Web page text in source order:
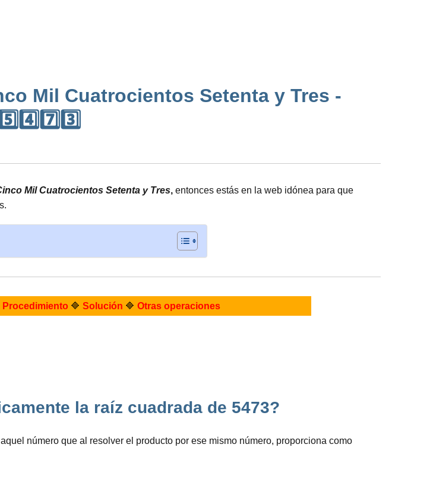
Mil Cuatrocientos Setenta y Tres -
Mil Cuatrocientos Setenta y Tres, entonces estás en la web idónea para que
Procedimiento🔷 Solución 🔷 Otras operaciones
la raíz cuadrada de 5473?
número que al resolver el producto por ese mismo número, proporciona como